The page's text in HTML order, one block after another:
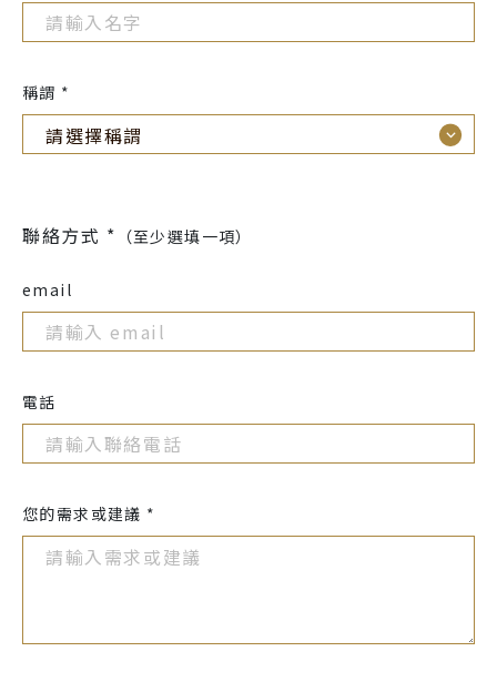
稱謂 *
聯絡方式 * （至少選填一項）
email
電話
您的需求或建議 *